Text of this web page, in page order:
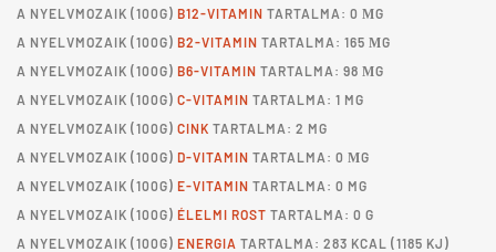
A NYELVMOZAIK (100G) B12-VITAMIN TARTALMA: 0 ΜG
A NYELVMOZAIK (100G) B2-VITAMIN TARTALMA: 165 ΜG
A NYELVMOZAIK (100G) B6-VITAMIN TARTALMA: 98 ΜG
A NYELVMOZAIK (100G) C-VITAMIN TARTALMA: 1 MG
A NYELVMOZAIK (100G) CINK TARTALMA: 2 MG
A NYELVMOZAIK (100G) D-VITAMIN TARTALMA: 0 ΜG
A NYELVMOZAIK (100G) E-VITAMIN TARTALMA: 0 MG
A NYELVMOZAIK (100G) ÉLELMI ROST TARTALMA: 0 G
A NYELVMOZAIK (100G) ENERGIA TARTALMA: 283 KCAL (1185 KJ)